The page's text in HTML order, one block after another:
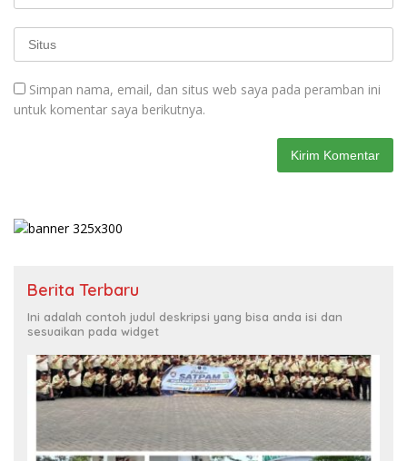
Simpan nama, email, dan situs web saya pada peramban ini
untuk komentar saya berikutnya.
Berita Terbaru
Ini adalah contoh judul deskripsi yang bisa anda isi dan
sesuaikan pada widget